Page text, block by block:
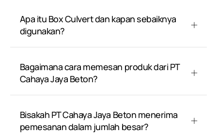
Apa itu Box Culvert dan kapan sebaiknya
digunakan?
Bagaimana cara memesan produk dari PT
Cahaya Jaya Beton?
Bisakah PT Cahaya Jaya Beton menerima
pemesanan dalam jumlah besar?